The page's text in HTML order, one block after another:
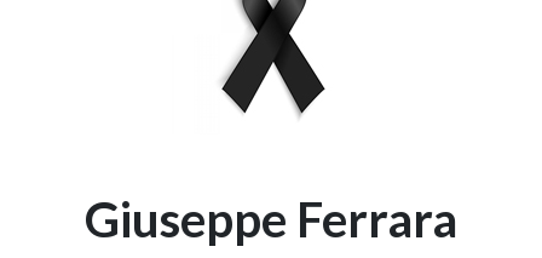
Giuseppe Ferrara